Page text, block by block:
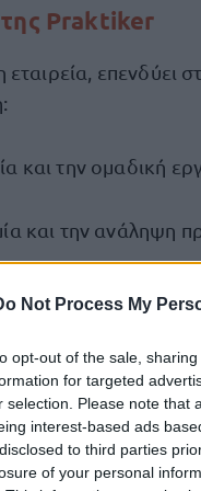
Not Process My
opt-out of the sale,
for targeted
selection. Please note that
interest-based ads
to third parties
of your personal
Praktiker
επενδύει
και την ομαδική
και την ανάληψη
επαγγελματικής
του ομίλου
Ευρώπη,
)